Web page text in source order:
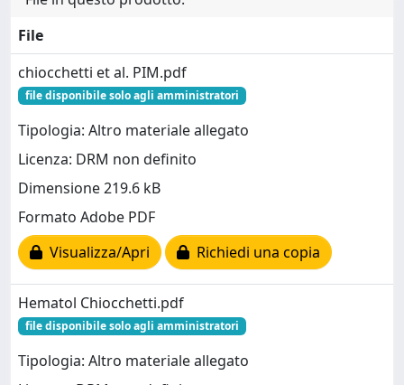
File
chiocchetti et al. PIM.pdf
file disponibile solo agli amministratori
Tipologia: Altro materiale allegato
Licenza: DRM non definito
Dimensione 219.6 kB
Formato Adobe PDF
Visualizza/Apri
Richiedi una copia
Hematol Chiocchetti.pdf
file disponibile solo agli amministratori
Tipologia: Altro materiale allegato